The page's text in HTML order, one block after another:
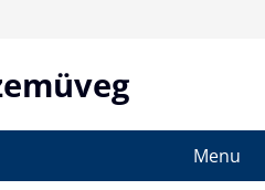
Menu